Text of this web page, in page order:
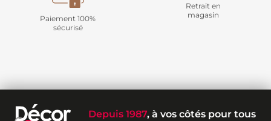
Paiement 100%
sécurisé
Retrait en
magasin
Depuis 1987, à vos côtés pour tous